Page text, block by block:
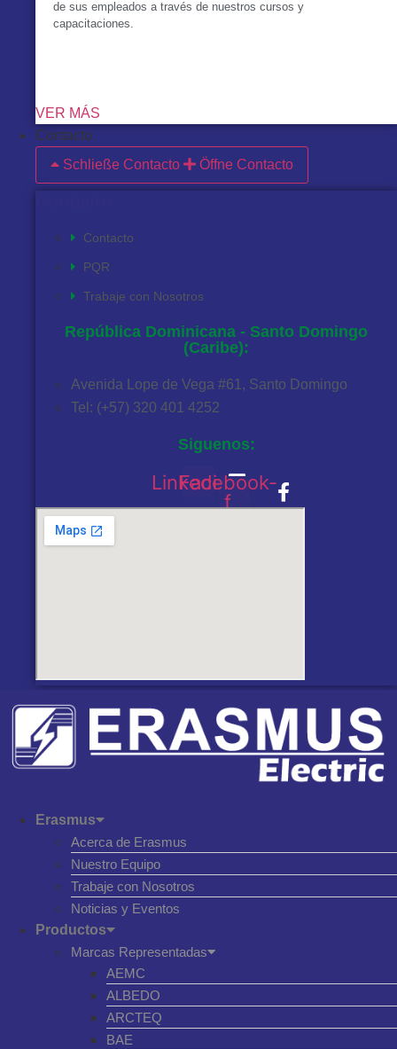
de sus empleados a través de nuestros cursos y
capacitaciones.
VER MÁS
Contacto
Schließe Contacto
Öffne Contacto
Contacto
PQR
Trabaje con Nosotros
República Dominicana - Santo Domingo
(Caribe):
Avenida Lope de Vega #61, Santo Domingo
Tel: (+57) 320 401 4252
Siguenos:
Linkedin
Facebook-
f
Erasmus
Acerca de Erasmus
Nuestro Equipo
Trabaje con Nosotros
Noticias y Eventos
Productos
Marcas Representadas
AEMC
ALBEDO
ARCTEQ
BAE